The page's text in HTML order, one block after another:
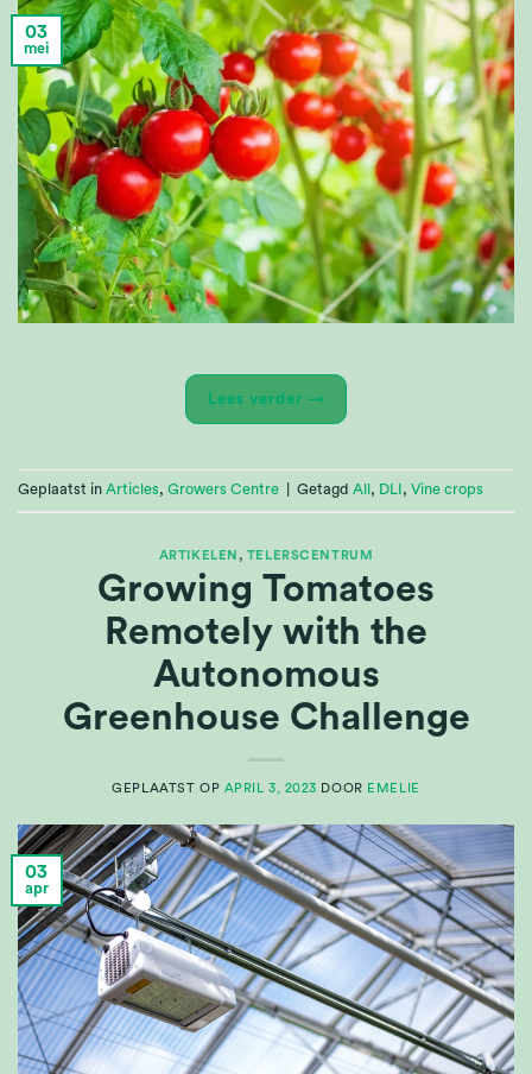
03
mei
Lees verder →
Geplaatst in Articles, Growers Centre Getagd All , DLI , Vine crops
ARTIKELEN , TELERSCENTRUM
Growing Tomatoes
Remotely with the
Autonomous
Greenhouse Challenge
GEPLAATST OP APRIL 3, 2023 DOOR EMELIE
03
apr